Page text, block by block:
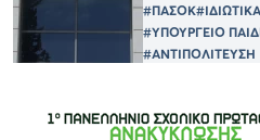
#ΠΑΣΟΚ
#ΥΠΟΥΡΓΕΙΟ
#ΑΝΤΙΠΟΛΙΤΕΥΣΗ